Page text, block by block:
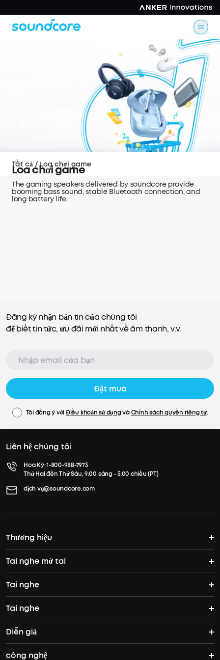
Loa chơi game
The gaming speakers delivered by soundcore provide
booming bass sound, stable Bluetooth connection, and
long battery life.
Tất cả / Loa chơi game
Đăng ký nhận bản tin của chúng tôi
để biết tin tức, ưu đãi mới nhất về âm thanh, v.v.
Đặt mua
Tôi đồng ý vớiĐiều khoản sử dụngvàChính sách quyền riêng tư.
Liên hệ chúng tôi
Hoa Kỳ:1-800-988-7973
Thứ Hai đến Thứ Sáu, 9:00 sáng - 5:00 chiều (PT)
dịch vụ@soundcore.com
Thương hiệu
Câu chuyện của soundcore
Tham gia cộng đồng
Nơi để mua
Tai nghe mở tai
Tai nghe mở tai
AeroFit Pro
AeroFit
Tai nghe
Tai nghe
Tai nghe qua tai
Tai nghe tập luyện
Tai nghe
Tai nghe không dây đích thực
Tai nghe chống nước
Diễn giả
Loa Bluetooth
công nghệ